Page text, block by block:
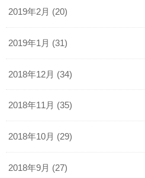
2019年2月 (20)
2019年1月 (31)
2018年12月 (34)
2018年11月 (35)
2018年10月 (29)
2018年9月 (27)